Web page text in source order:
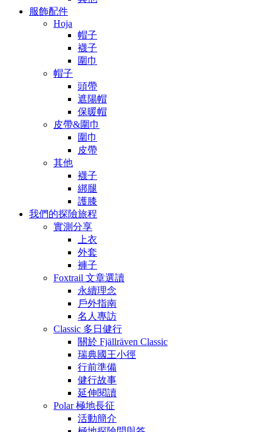
服飾配件
Hoja
帽子
襪子
圍巾
帽子
頭帶
遮陽帽
保暖帽
皮帶&圍巾
圍巾
皮帶
其他
襪子
綁腿
護膝
我們的探險旅程
實測分享
上衣
外套
褲子
Foxtrail 文章選讀
永續理念
戶外指南
名人專訪
Classic 多日健行
關於 Fjällräven Classic
瑞典國王小徑
行前準備
健行故事
延伸閱讀
Polar 極地長征
活動簡介